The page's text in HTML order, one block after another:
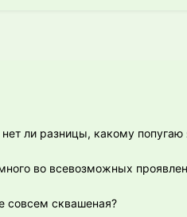
ли разницы, какому попугаю
во всевозможных
совсем сквашеная?